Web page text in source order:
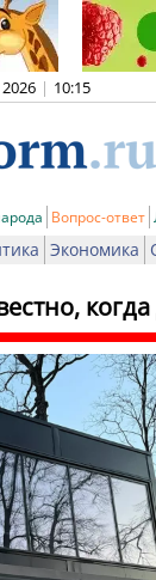
| 10:15
Вопрос-ответ
Экономика